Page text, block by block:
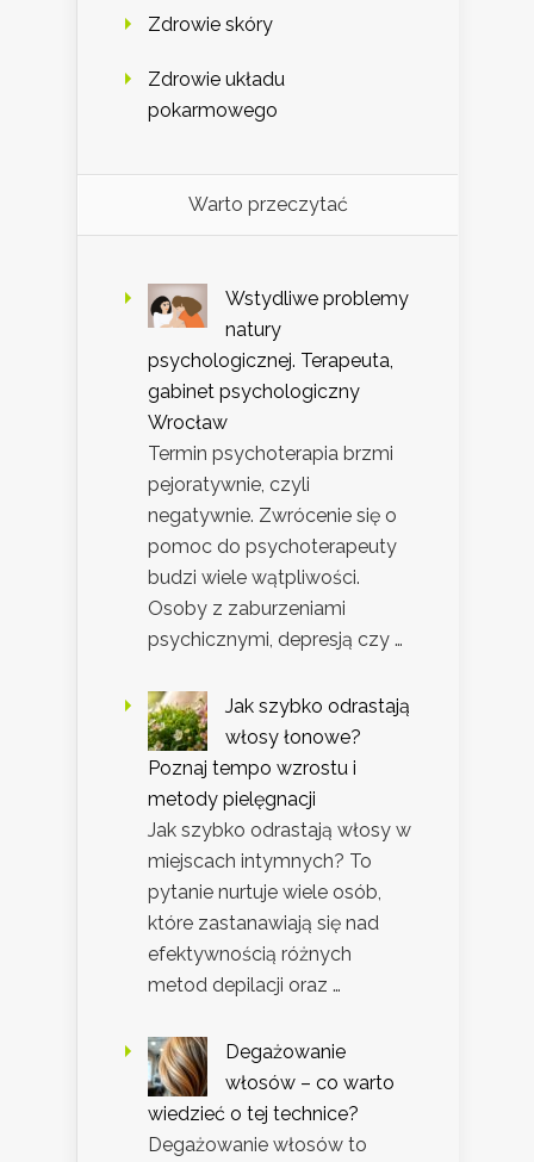
Zdrowie skóry
Zdrowie układu
pokarmowego
Warto przeczytać
Wstydliwe problemy
natury
psychologicznej. Terapeuta,
gabinet psychologiczny
Wrocław
Termin psychoterapia brzmi
pejoratywnie, czyli
negatywnie. Zwrócenie się o
pomoc do psychoterapeuty
budzi wiele wątpliwości.
Osoby z zaburzeniami
psychicznymi, depresją czy …
Jak szybko odrastają
włosy łonowe?
Poznaj tempo wzrostu i
metody pielęgnacji
Jak szybko odrastają włosy w
miejscach intymnych? To
pytanie nurtuje wiele osób,
które zastanawiają się nad
efektywnością różnych
metod depilacji oraz …
Degażowanie
włosów – co warto
wiedzieć o tej technice?
Degażowanie włosów to